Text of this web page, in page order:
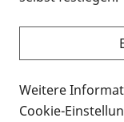
Sie möchten
suchen und
können?
Thema
für blinde und
Weitere
Cookie-